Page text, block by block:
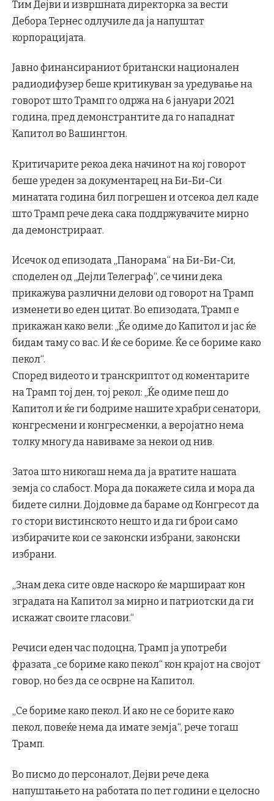
Тим Дејви и извршната директорка за вести
Дебора Тернес одлучиле да ја напуштат
корпорацијата.
Јавно финансираниот британски национален
радиодифузер беше критикуван за уредување на
говорот што Трамп го одржа на 6 јануари 2021
година, пред демонстрантите да го нападнат
Капитол во Вашингтон.
Критичарите рекоа дека начинот на кој говорот
беше уреден за документарец на Би-Би-Си
минатата година бил погрешен и отсекоа дел каде
што Трамп рече дека сака поддржувачите мирно
да демонстрираат.
Исечок од епизодата „Панорама“ на Би-Би-Си,
споделен од „Дејли Телеграф“, се чини дека
прикажува различни делови од говорот на Трамп
изменети во еден цитат. Во епизодата, Трамп е
прикажан како вели: „Ќе одиме до Капитол и јас ќе
бидам таму со вас. И ќе се бориме. Ќе се бориме како
пекол“.
Според видеото и транскриптот од коментарите
на Трамп тој ден, тој рекол: „Ќе одиме пеш до
Капитол и ќе ги бодриме нашите храбри сенатори,
конгресмени и конгресменки, а веројатно нема
толку многу да навиваме за некои од нив.
Затоа што никогаш нема да ја вратите нашата
земја со слабост. Мора да покажете сила и мора да
бидете силни. Дојдовме да бараме од Конгресот да
го стори вистинското нешто и да ги брои само
избирачите кои се законски избрани, законски
избрани.
„Знам дека сите овде наскоро ќе маршираат кон
зградата на Капитол за мирно и патриотски да ги
искажат своите гласови.“
Речиси еден час подоцна, Трамп ја употреби
фразата „се бориме како пекол“ кон крајот на својот
говор, но без да се осврне на Капитол.
„Се бориме како пекол. И ако не се борите како
пекол, повеќе нема да имате земја“, рече тогаш
Трамп.
Во писмо до персоналот, Дејви рече дека
напуштањето на работата по пет години е целосно